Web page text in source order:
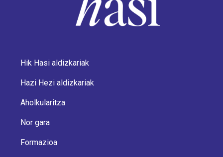
Hik Hasi aldizkariak
Hazi Hezi aldizkariak
Aholkularitza
Nor gara
Formazioa